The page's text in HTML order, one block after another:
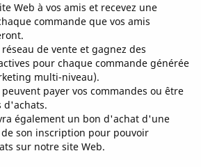
Web à vos amis et recevez une
commande que vos amis
de vente et gagnez des
pour chaque commande générée
multi-niveau).
payer vos commandes ou être
d'achats.
également un bon d'achat d'une
son inscription pour pouvoir
sur notre site Web.